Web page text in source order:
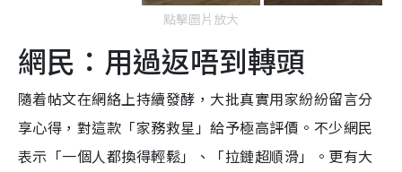
點擊圖片放大
網民：用過返唔到轉頭
隨着帖文在網絡上持續發酵，大批真實用家紛紛留言分
享心得，對這款「家務救星」給予極高評價。不少網民
表示「一個人都換得輕鬆」、「拉鏈超順滑」。更有大